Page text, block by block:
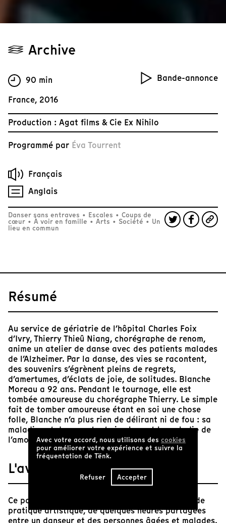
Archive
Bande-annonce
90 min
France, 2016
Production : Agat films & Cie Ex Nihilo
Programmé par Éva Tourrent
Français
Anglais
Danser sans entraves • Escales • Coups de
cœur • À voir en famille • Arts • Société • Un
lieu en commun
Résumé
Au service de gériatrie de l’hôpital Charles Foix
d’Ivry, Thierry Thieû Niang, chorégraphe de renom,
anime un atelier de danse avec des patients malades
de l’Alzheimer. Par la danse, des vies se racontent,
des souvenirs s’égrènent pleins de regrets,
d’amertumes, d’éclats de joie, de solitudes. Blanche
Moreau a 92 ans. Pendant le tournage, elle est
tombée amoureuse du chorégraphe Thierry. Le simple
fait de tomber amoureuse étant en soi une chose
folle, Blanche n’a plus rien de délirant ni de fou : sa
maladie est devenue tout simplement la maladie de
l’amour.
L'avis de Tënk
Ce pourrait n'être que la chronique d'un atelier de
pratique artistique, de quelques heures partagées
entre un danseur et des personnes âgées et malades.
Avec votre accord, nous utilisons des cookies
pour améliorer votre expérience et suivre la
fréquentation de Tënk.
Refuser Accepter